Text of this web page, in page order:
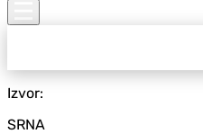
Izvor:
SRNA